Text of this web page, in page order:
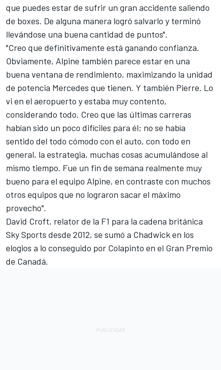
que puedes estar de sufrir un gran accidente saliendo
de boxes. De alguna manera logró salvarlo y terminó
llevándose una buena cantidad de puntos".
"Creo que definitivamente está ganando confianza.
Obviamente, Alpine también parece estar en una
buena ventana de rendimiento, maximizando la unidad
de potencia Mercedes que tienen. Y también Pierre. Lo
vi en el aeropuerto y estaba muy contento,
considerando todo. Creo que las últimas carreras
habían sido un poco difíciles para él; no se había
sentido del todo cómodo con el auto, con todo en
general, la estrategia, muchas cosas acumulándose al
mismo tiempo. Fue un fin de semana realmente muy
bueno para el equipo Alpine, en contraste con muchos
otros equipos que no lograron sacar el máximo
provecho".
David Croft, relator de la F1 para la cadena británica
Sky Sports desde 2012, se sumó a Chadwick en los
elogios a lo conseguido por Colapinto en el Gran Premio
de Canadá.